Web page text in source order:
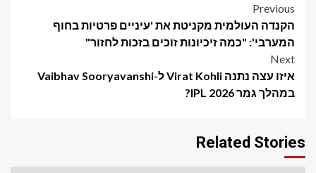
Post
navigation
Previous
הקנדה העולמית מקניטת את 'עיניים פרטיות בחוף
המערבי': "כמה זיכיונות זוכים בזכות לחזור"
Next
איזו עצה נתנה Virat Kohli ל-Vaibhav Sooryavanshi
במהלך גמר IPL 2026?
Related Stories